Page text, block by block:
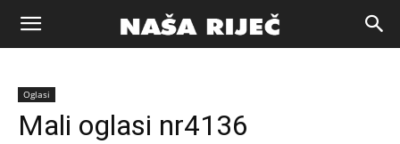
Naša
riječ
Oglasi
Mali oglasi nr4136